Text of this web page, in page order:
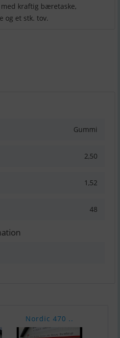
med kraftig bæretaske,
og et stk. tov.
Gummi
2,50
1,52
48
Nordic 470 ..